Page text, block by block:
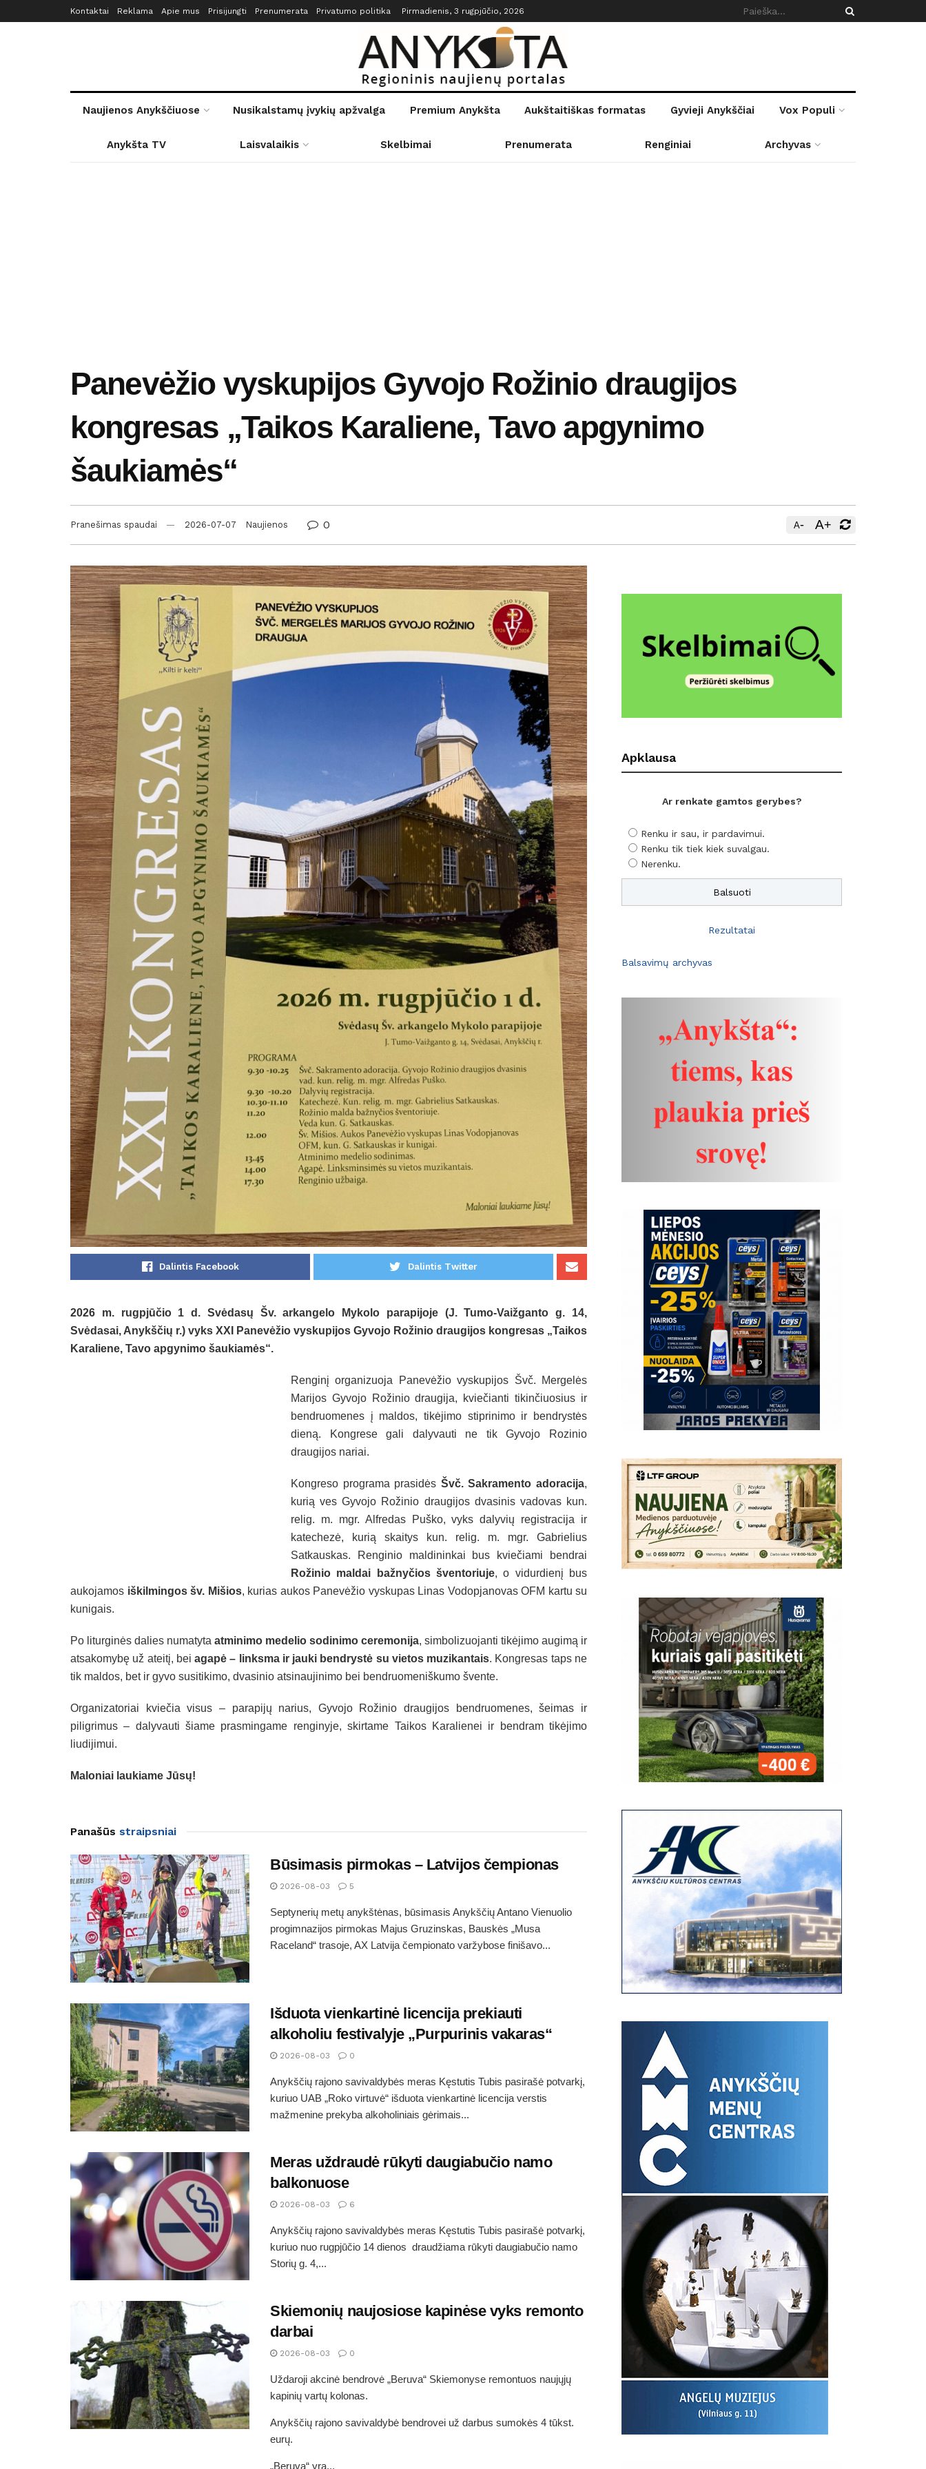
Kontaktai Reklama Apie mus Prisijungti Prenumerata Privatumo politika Pirmadienis, 3 rugpjūčio, 2026
Naujienos Anykščiuose Nusikalstamų įvykių apžvalga Premium Anykšta Aukštaitiškas formatas Gyvieji Anykščiai Vox Populi
Anykšta TV Laisvalaikis Skelbimai Prenumerata Renginiai Archyvas
Panevėžio vyskupijos Gyvojo Rožinio draugijos
kongresas „Taikos Karaliene, Tavo apgynimo
šaukiamės“
Pranešimas spaudai 2026-07-07 Naujienos 0 A- A+
Dalintis Facebook Dalintis Twitter
2026 m. rugpjūčio 1 d. Svėdasų Šv. arkangelo Mykolo parapijoje (J. Tumo-Vaižganto g. 14,
Svėdasai, Anykščių r.) vyks XXI Panevėžio vyskupijos Gyvojo Rožinio draugijos kongresas „Taikos
Karaliene, Tavo apgynimo šaukiamės“.
Renginį organizuoja Panevėžio vyskupijos Švč. Mergelės
Marijos Gyvojo Rožinio draugija, kviečianti tikinčiuosius ir
bendruomenes į maldos, tikėjimo stiprinimo ir bendrystės
dieną. Kongrese gali dalyvauti ne tik Gyvojo Rozinio
draugijos nariai.
Kongreso programa prasidės Švč. Sakramento adoracija,
kurią ves Gyvojo Rožinio draugijos dvasinis vadovas kun.
relig. m. mgr. Alfredas Puško, vyks dalyvių registracija ir
katechezė, kurią skaitys kun. relig. m. mgr. Gabrielius
Satkauskas. Renginio maldininkai bus kviečiami bendrai
Rožinio maldai bažnyčios šventoriuje, o vidurdienį bus
aukojamos iškilmingos šv. Mišios, kurias aukos Panevėžio vyskupas Linas Vodopjanovas OFM kartu su
kunigais.
Po liturginės dalies numatyta atminimo medelio sodinimo ceremonija, simbolizuojanti tikėjimo augimą ir
atsakomybę už ateitį, beiagapė – linksma ir jauki bendrystė su vietos muzikantais. Kongresas taps ne
tik maldos, bet ir gyvo susitikimo, dvasinio atsinaujinimo bei bendruomeniškumo švente.
Organizatoriai kviečia visus – parapijų narius, Gyvojo Rožinio draugijos bendruomenes, šeimas ir
piligrimus – dalyvauti šiame prasmingame renginyje, skirtame Taikos Karalienei ir bendram tikėjimo
liudijimui.
Maloniai laukiame Jūsų!
Panašūs straipsniai
Būsimasis pirmokas – Latvijos čempionas
2026-08-03 5
Septynerių metų anykštėnas, būsimasis Anykščių Antano Vienuolio
progimnazijos pirmokas Majus Gruzinskas, Bauskės „Musa
Raceland“ trasoje, AX Latvija čempionato varžybose finišavo...
Išduota vienkartinė licencija prekiauti
alkoholiu festivalyje „Purpurinis vakaras“
2026-08-03 0
Anykščių rajono savivaldybės meras Kęstutis Tubis pasirašė potvarkį,
kuriuo UAB „Roko virtuvė“ išduota vienkartinė licencija verstis
mažmenine prekyba alkoholiniais gėrimais...
Meras uždraudė rūkyti daugiabučio namo
balkonuose
2026-08-03 6
Anykščių rajono savivaldybės meras Kęstutis Tubis pasirašė potvarkį,
kuriuo nuo rugpjūčio 14 dienos draudžiama rūkyti daugiabučio namo
Storių g. 4,...
Skiemonių naujosiose kapinėse vyks remonto
darbai
2026-08-03 0
Uždaroji akcinė bendrovė „Beruva“ Skiemonyse remontuos naujųjų
kapinių vartų kolonas.
Anykščių rajono savivaldybė bendrovei už darbus sumokės 4 tūkst.
eurų.
„Beruva“ yra...
Apklausa
Ar renkate gamtos gerybes?
Renku ir sau, ir pardavimui.
Renku tik tiek kiek suvalgau.
Nerenku.
Rezultatai
Balsavimų archyvas